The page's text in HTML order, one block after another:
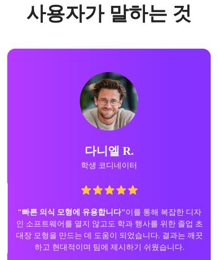
사용자가 말하는 것
다니엘 R.
학생 코디네이터
"빠른 의식 모형에 유용합니다"이를 통해 복잡한 디자
인 소프트웨어를 열지 않고도 학과 행사를 위한 졸업 초
대장 모형을 만드는 데 도움이 되었습니다. 결과는 깨끗
하고 현대적이며 팀에 제시하기 쉬웠습니다.